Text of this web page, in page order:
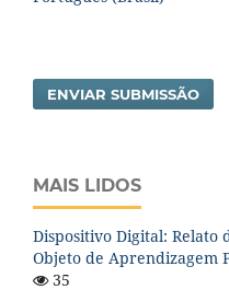
ENVIAR SUBMISSÃO
MAIS LIDOS
Dispositivo Digital: Relato
Objeto de Aprendizagem
35